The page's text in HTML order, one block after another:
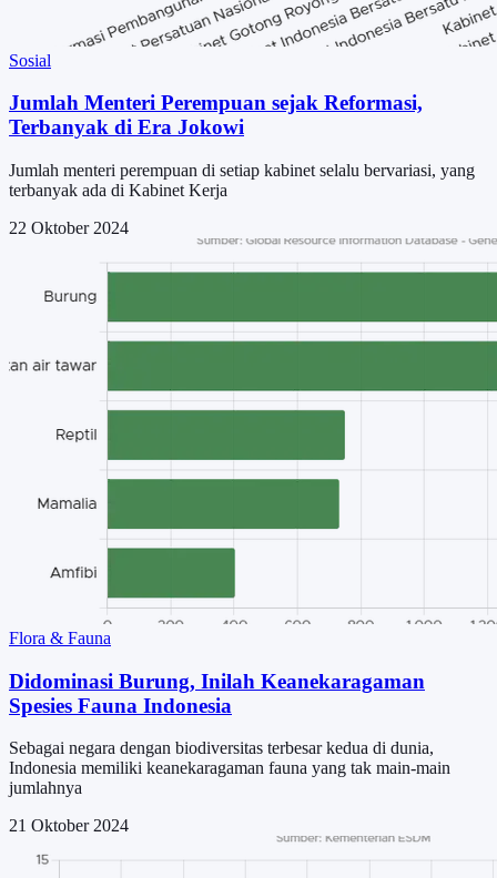
Sosial
Jumlah Menteri Perempuan sejak Reformasi,
Terbanyak di Era Jokowi
Jumlah menteri perempuan di setiap kabinet selalu bervariasi, yang
terbanyak ada di Kabinet Kerja
22 Oktober 2024
Flora & Fauna
Didominasi Burung, Inilah Keanekaragaman
Spesies Fauna Indonesia
Sebagai negara dengan biodiversitas terbesar kedua di dunia,
Indonesia memiliki keanekaragaman fauna yang tak main-main
jumlahnya
21 Oktober 2024